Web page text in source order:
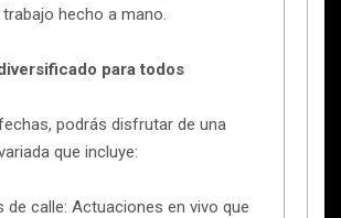
hecho a mano.
para todos
podrás disfrutar de una
que incluye:
de calle: Actuaciones en vivo que